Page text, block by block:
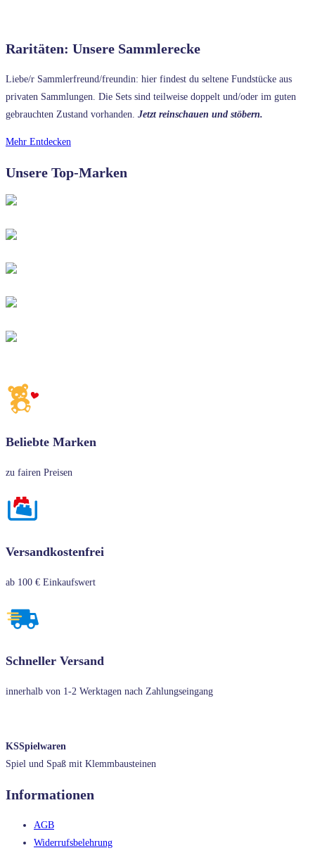
Raritäten: Unsere Sammlerecke
Liebe/r Sammlerfreund/freundin: hier findest du seltene Fundstücke aus
privaten Sammlungen. Die Sets sind teilweise doppelt und/oder im guten
gebrauchten Zustand vorhanden. Jetzt reinschauen und stöbern.
Mehr Entdecken
Unsere Top-Marken
Beliebte Marken
zu fairen Preisen
Versandkostenfrei
ab 100 € Einkaufswert
Schneller Versand
innerhalb von 1-2 Werktagen nach Zahlungseingang
KSSpielwaren
Spiel und Spaß mit Klemmbausteinen
Informationen
AGB
Widerrufsbelehrung